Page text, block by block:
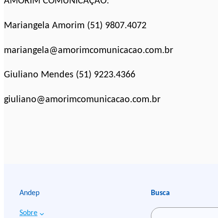
Mariangela Amorim (51) 9807.4072
mariangela@amorimcomunicacao.com.br
Giuliano Mendes (51) 9223.4366
giuliano@amorimcomunicacao.com.br
Andep
Sobre
Busca
P